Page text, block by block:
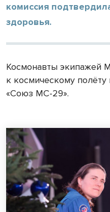
комиссия
здоровья.
Космонавты экипажей
к космическому
«Союз МС-29».